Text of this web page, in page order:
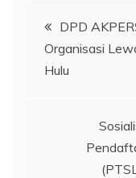
Navigasi
pos
DPD
Organisasi
Hulu